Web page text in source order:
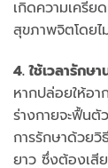
เกิดความเครีย
สุขภาพจิตโดยไ
4. ใช้เวลารักษ
หากปล่อยให้อา
ร่างกายจะฟื้นตั
การรักษาด้วย
ยาว ซึ่งต้องเสี